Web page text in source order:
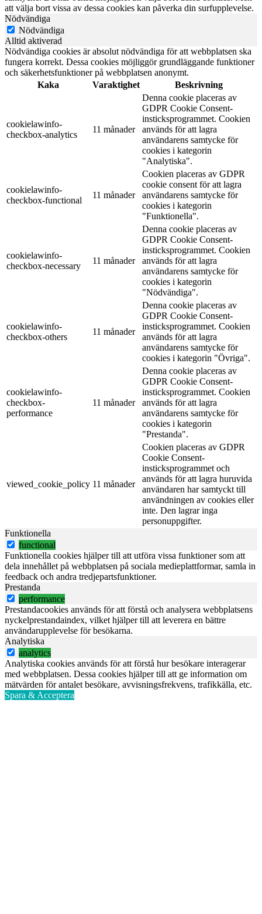
att välja bort vissa av dessa cookies kan påverka din surfupplevelse.
Nödvändiga
Nödvändiga
Alltid aktiverad
Nödvändiga cookies är absolut nödvändiga för att webbplatsen ska
fungera korrekt. Dessa cookies möjliggör grundläggande funktioner
och säkerhetsfunktioner på webbplatsen anonymt.
Kaka
Varaktighet Beskrivning
cookielawinfo-
checkbox-analytics
11 månader
Denna cookie placeras av
GDPR Cookie Consent-
insticksprogrammet. Cookien
används för att lagra
användarens samtycke för
cookies i kategorin
"Analytiska".
cookielawinfo-
checkbox-functional
11 månader
Cookien placeras av GDPR
cookie consent för att lagra
användarens samtycke för
cookies i kategorin
"Funktionella".
cookielawinfo-
checkbox-necessary
11 månader
Denna cookie placeras av
GDPR Cookie Consent-
insticksprogrammet. Cookien
används för att lagra
användarens samtycke för
cookies i kategorin
"Nödvändiga".
cookielawinfo-
checkbox-others
11 månader
Denna cookie placeras av
GDPR Cookie Consent-
insticksprogrammet. Cookien
används för att lagra
användarens samtycke för
cookies i kategorin "Övriga".
cookielawinfo-
checkbox-
performance
11 månader
Denna cookie placeras av
GDPR Cookie Consent-
insticksprogrammet. Cookien
används för att lagra
användarens samtycke för
cookies i kategorin
"Prestanda".
viewed_cookie_policy 11 månader
Cookien placeras av GDPR
Cookie Consent-
insticksprogrammet och
används för att lagra huruvida
användaren har samtyckt till
användningen av cookies eller
inte. Den lagrar inga
personuppgifter.
Funktionella
functional
Funktionella cookies hjälper till att utföra vissa funktioner som att
dela innehållet på webbplatsen på sociala medieplattformar, samla in
feedback och andra tredjepartsfunktioner.
Prestanda
performance
Prestandacookies används för att förstå och analysera webbplatsens
nyckelprestandaindex, vilket hjälper till att leverera en bättre
användarupplevelse för besökarna.
Analytiska
analytics
Analytiska cookies används för att förstå hur besökare interagerar
med webbplatsen. Dessa cookies hjälper till att ge information om
mätvärden för antalet besökare, avvisningsfrekvens, trafikkälla, etc.
Spara & Acceptera